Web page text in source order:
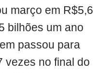
março em R$5,6
bilhões um ano
passou para
vezes no final do